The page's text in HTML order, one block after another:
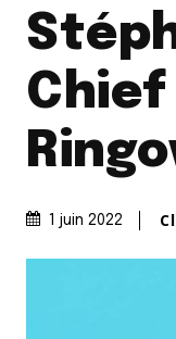
1 juin 2022